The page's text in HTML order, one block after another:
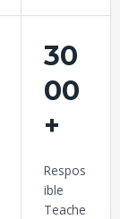
30
00
+
Respos
ible
Teache